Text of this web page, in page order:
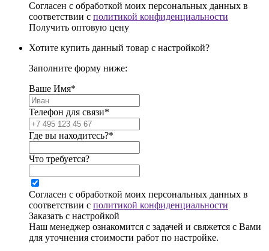
Согласен с обработкой моих персональных данных в
соответствии с политикой конфиденциальности
Получить оптовую цену
Хотите купить данный товар с настройкой?
Заполните форму ниже:
Ваше Имя*
Телефон для связи*
Где вы находитесь?*
Что требуется?
Согласен с обработкой моих персональных данных в
соответствии с политикой конфиденциальности
Заказать с настройкой
Наш менеджер ознакомится с задачей и свяжется с Вами
для уточнения стоимости работ по настройке.